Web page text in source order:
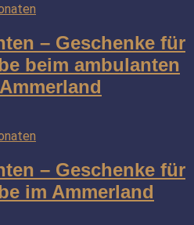
– Geschenke für
beim ambulanten
– Geschenke für
im Ammerland